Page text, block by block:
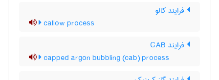
فرایند کالو
callow process
فرایند CAB
capped argon bubbling (cab) process